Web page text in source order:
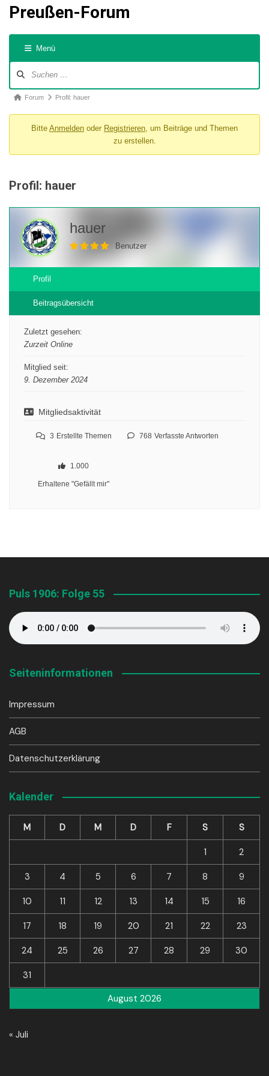
Preußen-Forum
Menü
Navigation
Forum-Forum Profil: hauer
Bitte Anmelden oder Registrieren, um Beiträge und Themen
zu erstellen.
Profil: hauer
hauer
Benutzer
Profil
Beitragsübersicht
Zuletzt gesehen:
Zurzeit Online
Mitglied seit:
9. Dezember 2024
Mitgliedsaktivität
3 Erstellte Themen 768 Verfasste Antworten
1.000
Erhaltene "Gefällt mir"
Puls 1906: Folge 55
Seiteninformationen
Impressum
AGB
Datenschutzerklärung
Kalender
August 2026
M D M D F S S
1 2
3 4 5 6 7 8 9
10 11 12 13 14 15 16
17 18 19 20 21 22 23
24 25 26 27 28 29 30
31
« Juli